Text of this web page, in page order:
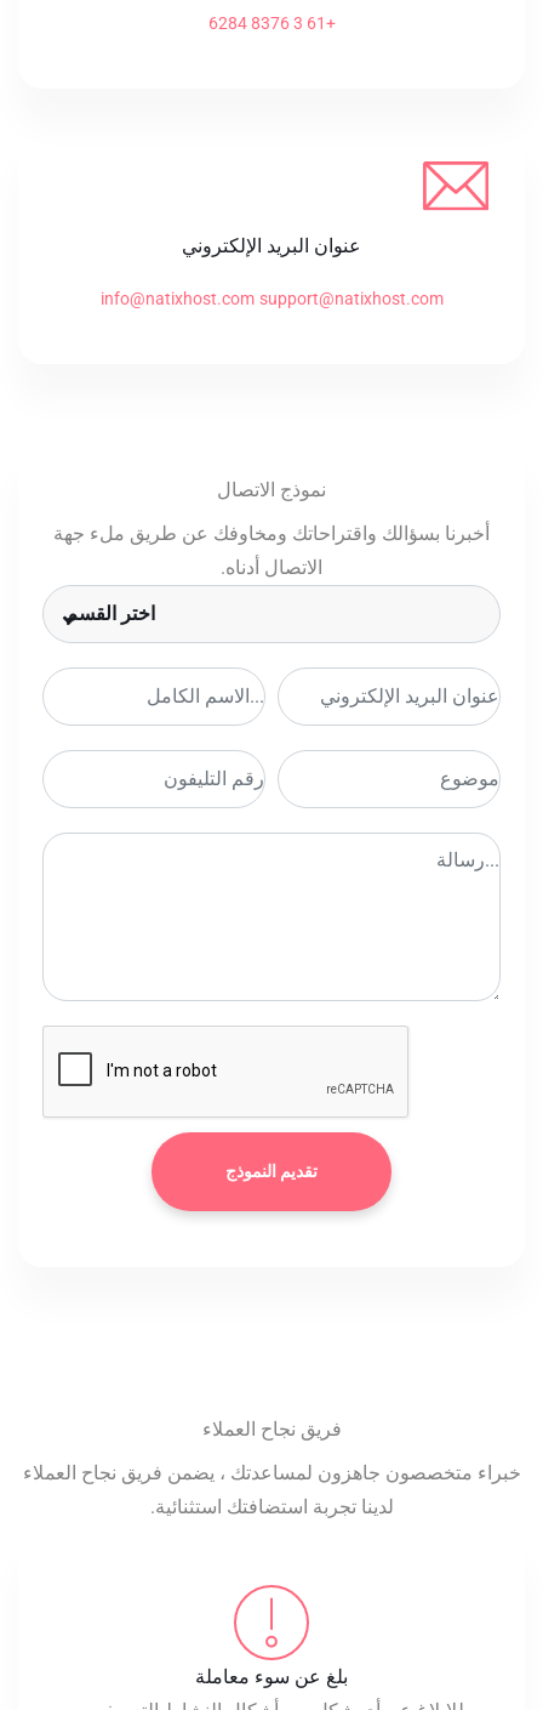
+61 3 8376 6284
عنوان البريد الإلكتروني
info@natixhost.com support@natixhost.com
نموذج الاتصال
أخبرنا بسؤالك واقتراحاتك ومخاوفك عن طريق ملء جهة
الاتصال أدناه.
فريق نجاح العملاء
خبراء متخصصون جاهزون لمساعدتك ، يضمن فريق نجاح العملاء
لدينا تجربة استضافتك استثنائية.
بلغ عن سوء معاملة